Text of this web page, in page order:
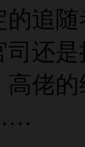
的追
司还
高佬